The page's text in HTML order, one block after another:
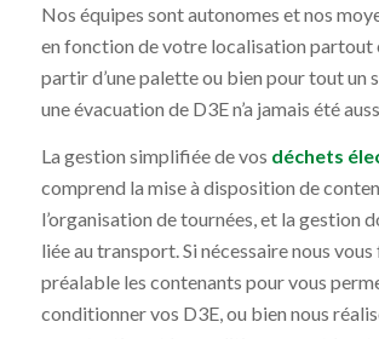
Nos équipes sont autonomes et nos
en fonction de votre localisation partout
partir d’une palette ou bien pour tout un
une évacuation de D3E n’a jamais été
La gestion simplifiée de vos déchets
comprend la mise à disposition de
l’organisation de tournées, et la gestion
liée au transport. Si nécessaire nous
préalable les contenants pour vous
conditionner vos D3E, ou bien nous